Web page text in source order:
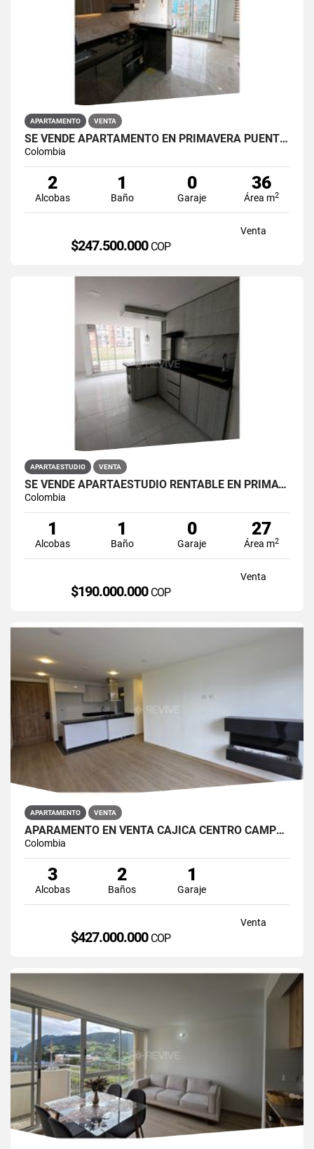
APARTAMENTO VENTA
SE VENDE APARTAMENTO EN PRIMAVERA PUENTE ARANDA
Colombia
2
Alcobas
1
Baño
0
Garaje
36
Área m2
Venta
$247.500.000 COP
APARTAESTUDIO VENTA
SE VENDE APARTAESTUDIO RENTABLE EN PRIMAVERA 6-39 ET 2
Colombia
1
Alcobas
1
Baño
0
Garaje
27
Área m2
Venta
$190.000.000 COP
APARTAMENTO VENTA
APARAMENTO EN VENTA CAJICÁ CENTRO CAMPUS CLUB RESERVADO
Colombia
3
Alcobas
2
Baños
1
Garaje
Venta
$427.000.000 COP